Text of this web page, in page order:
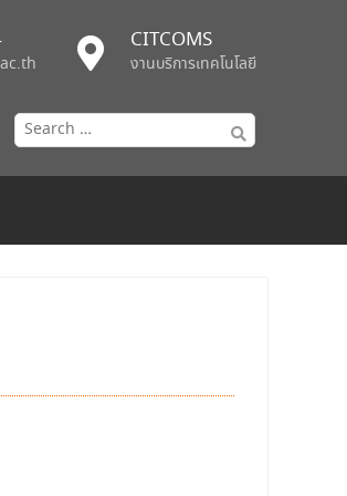
CITCOMS
งานบริการเทคโนโลยี